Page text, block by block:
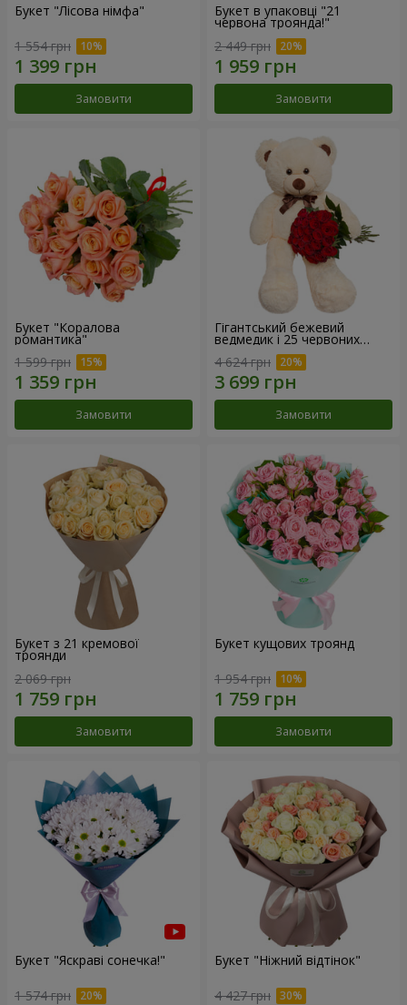
Букет "Лісова німфа"
1 554 грн
Замовити
Букет в упаковці "21
червона троянда!"
2 449 грн
Замовити
Букет "Коралова
романтика"
1 599 грн
Замовити
Гігантський бежевий
ведмедик і 25 червоних
троянд
4 624 грн
Замовити
Букет з 21 кремової
троянди
2 069 грн
Замовити
Букет кущових троянд
1 954 грн
Замовити
Букет "Яскраві сонечка!"
1 574 грн
Букет "Ніжний відтінок"
4 427 грн